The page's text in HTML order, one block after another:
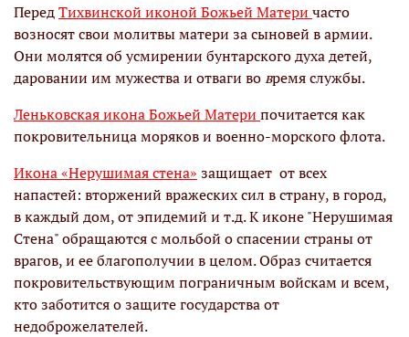
ПередТихвинской иконой Божьей Матери часто
возносят свои молитвы матери за сыновей в армии.
Они молятся об усмирении бунтарского духа детей,
даровании им мужества и отваги вовремя службы.
Леньковская икона Божьей Матери почитается как
покровительница моряков и военно-морского флота.
Икона «Нерушимая стена» защищает от всех
напастей: вторжений вражеских сил в страну, в город,
в каждый дом, от эпидемий и т.д. К иконе "Нерушимая
Стена" обращаются с мольбой о спасении страны от
врагов, и ее благополучии в целом. Образ считается
покровительствующим пограничным войскам и всем,
кто заботится о защите государства от
недоброжелателей.